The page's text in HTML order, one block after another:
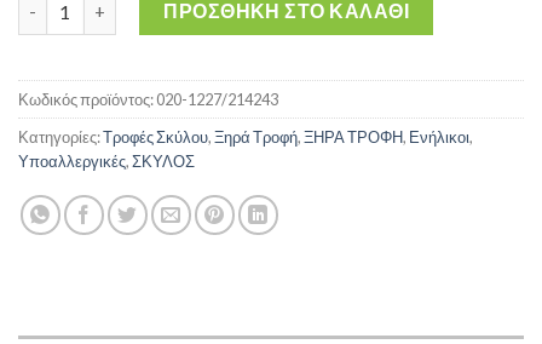
ΠΡΟΣΘΉΚΗ ΣΤΟ ΚΑΛΆΘΙ
Κωδικός προϊόντος:020-1227/214243
Κατηγορίες:Τροφές Σκύλου,Ξηρά Τροφή,ΞΗΡΑ ΤΡΟΦΗ, Ενήλικοι,
Υποαλλεργικές,ΣΚΥΛΟΣ